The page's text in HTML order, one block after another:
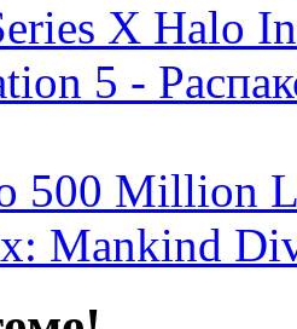
X Halo
5 -
500 Million
Mankind